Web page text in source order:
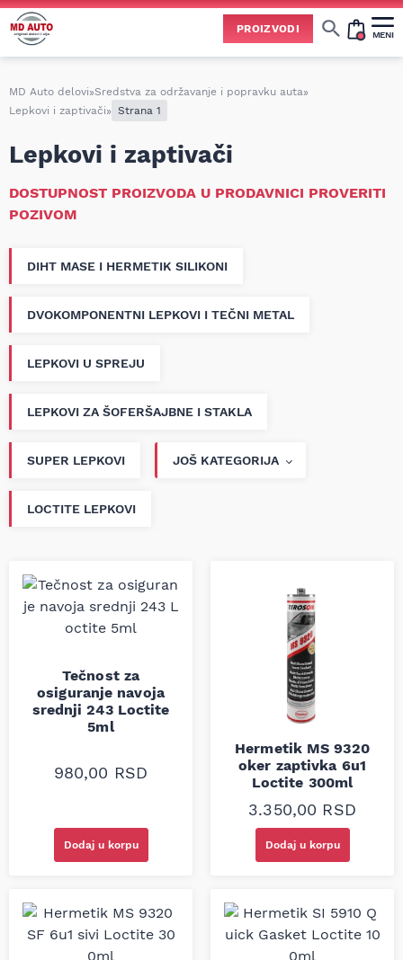
PROIZVODI MENI
MD Auto delovi»Sredstva za održavanje i popravku auta»
Lepkovi i zaptivači» Strana 1
Lepkovi i zaptivači
DOSTUPNOST PROIZVODA U PRODAVNICI PROVERITI
POZIVOM
DIHT MASE I HERMETIK SILIKONI
DVOKOMPONENTNI LEPKOVI I TEČNI METAL
LEPKOVI U SPREJU
LEPKOVI ZA ŠOFERŠAJBNE I STAKLA
SUPER LEPKOVI JOŠ KATEGORIJA
LOCTITE LEPKOVI
Tečnost za
osiguranje navoja
srednji 243 Loctite
5ml
980,00 RSD
Dodaj u korpu
Hermetik MS 9320
oker zaptivka 6u1
Loctite 300ml
3.350,00 RSD
Dodaj u korpu